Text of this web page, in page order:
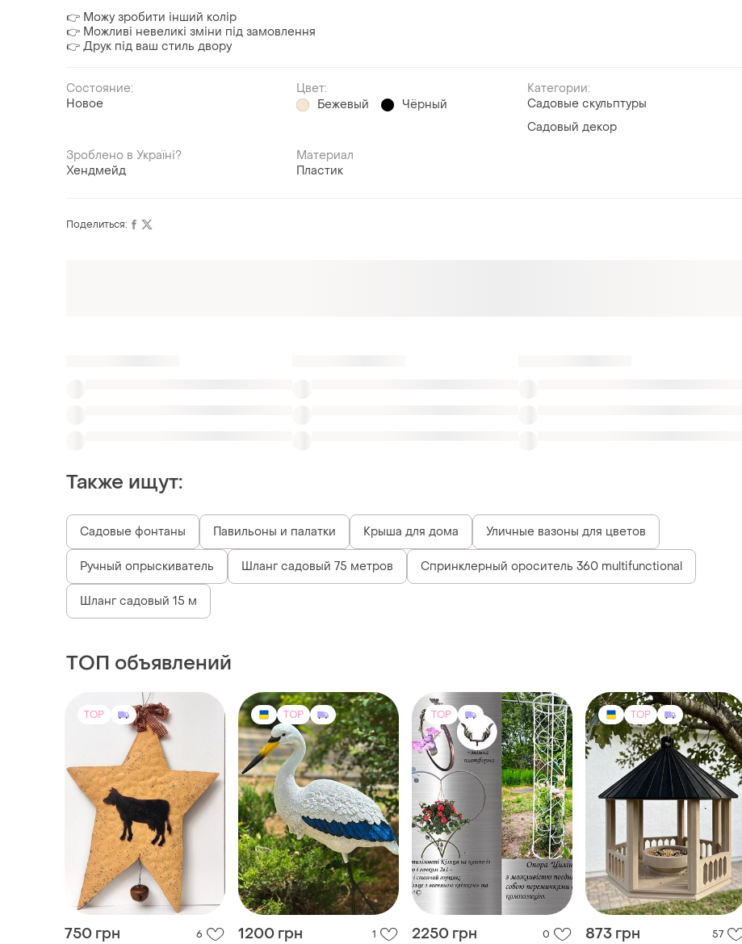
👉 Можу зробити інший колір
👉 Можливі невеликі зміни під замовлення
👉 Друк під ваш стиль двору
Состояние:
Новое
Цвет:
Бежевый
Чёрный
Категории:
Садовые скульптуры
Садовый декор
Зроблено в Україні?
Хендмейд
Материал
Пластик
Поделиться:
Также ищут:
Садовые фонтаны Павильоны и палатки Крыша для дома Уличные вазоны для цветов
Ручный опрыскиватель Шланг садовый 75 метров Спринклерный ороситель 360 multifunctional
Шланг садовый 15 м
ТОП объявлений
TOP
750 грн 6
TOP
1200 грн 1
TOP
2250 грн 0
TOP
873 грн 57